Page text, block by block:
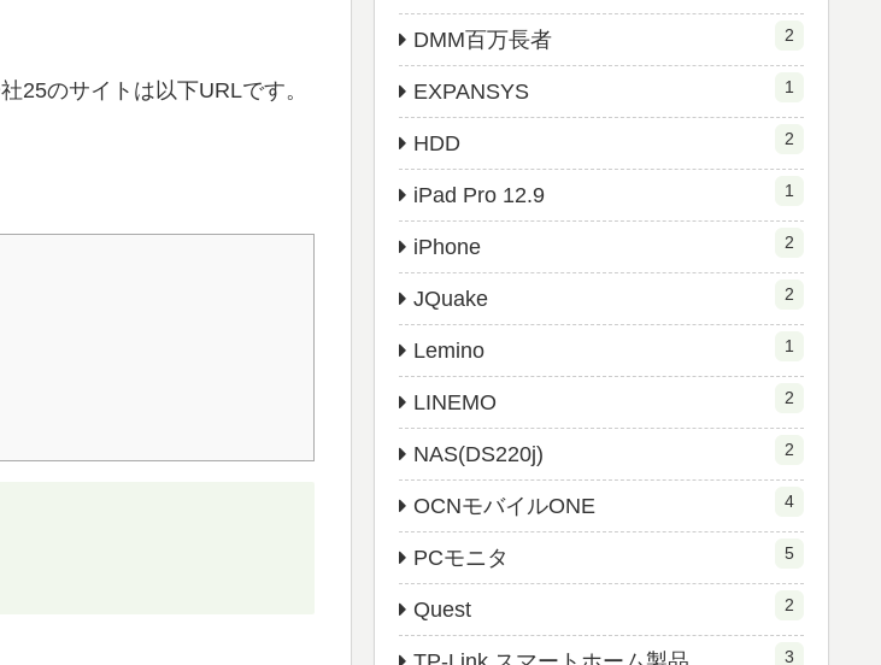
25のサイトは以下URLです。
DMM百万長者 2
EXPANSYS 1
HDD 2
iPad Pro 12.9 1
iPhone 2
JQuake 2
Lemino 1
LINEMO 2
NAS(DS220j) 2
OCNモバイルONE 4
PCモニタ 5
Quest 2
3